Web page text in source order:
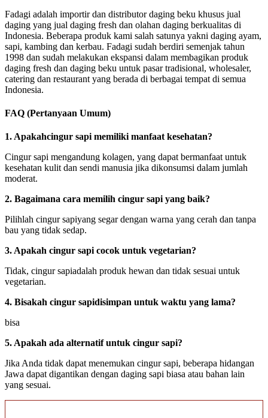
Fadagi adalah importir dan distributor daging beku khusus jual
daging yang jual daging fresh dan olahan daging berkualitas di
Indonesia. Beberapa produk kami salah satunya yakni daging ayam,
sapi, kambing dan kerbau. Fadagi sudah berdiri semenjak tahun
1998 dan sudah melakukan ekspansi dalam membagikan produk
daging fresh dan daging beku untuk pasar tradisional, wholesaler,
catering dan restaurant yang berada di berbagai tempat di semua
Indonesia.
FAQ (Pertanyaan Umum)
1. Apakahcingur sapi memiliki manfaat kesehatan?
Cingur sapi mengandung kolagen, yang dapat bermanfaat untuk
kesehatan kulit dan sendi manusia jika dikonsumsi dalam jumlah
moderat.
2. Bagaimana cara memilih cingur sapi yang baik?
Pilihlah cingur sapiyang segar dengan warna yang cerah dan tanpa
bau yang tidak sedap.
3. Apakah cingur sapi cocok untuk vegetarian?
Tidak, cingur sapiadalah produk hewan dan tidak sesuai untuk
vegetarian.
4. Bisakah cingur sapidisimpan untuk waktu yang lama?
bisa
5. Apakah ada alternatif untuk cingur sapi?
Jika Anda tidak dapat menemukan cingur sapi, beberapa hidangan
Jawa dapat digantikan dengan daging sapi biasa atau bahan lain
yang sesuai.